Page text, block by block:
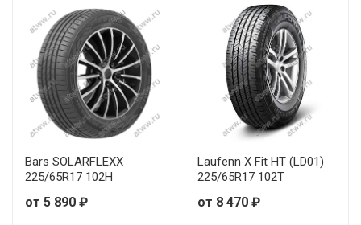
Bars SOLARFLEXX
225/65R17 102H
от 5 890 ₽
Laufenn X Fit HT (LD01)
225/65R17 102T
от 8 470 ₽